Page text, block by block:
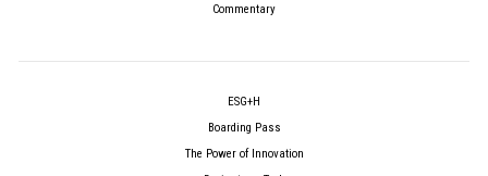
Commentary
ESG+H
Boarding Pass
The Power of Innovation